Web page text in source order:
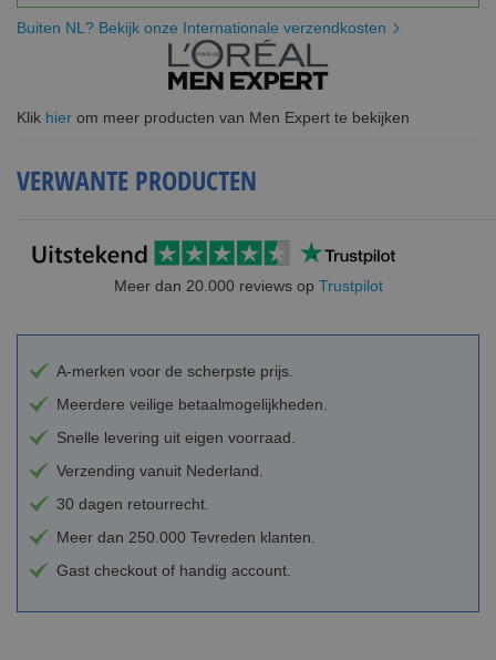
Buiten NL? Bekijk onze Internationale verzendkosten
Klik hier om meer producten van Men Expert te bekijken
VERWANTE PRODUCTEN
Meer dan 20.000 reviews op Trustpilot
A-merken voor de scherpste prijs.
Meerdere veilige betaalmogelijkheden.
Snelle levering uit eigen voorraad.
Verzending vanuit Nederland.
30 dagen retourrecht.
Meer dan 250.000 Tevreden klanten.
Gast checkout of handig account.